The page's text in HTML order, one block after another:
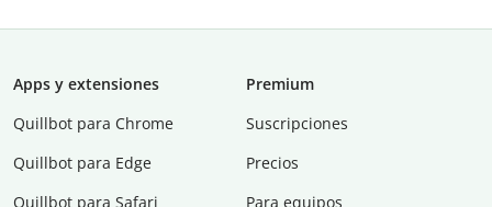
Apps y extensiones
Quillbot para Chrome
Quillbot para Edge
Quillbot para Safari
Premium
Suscripciones
Precios
Para equipos